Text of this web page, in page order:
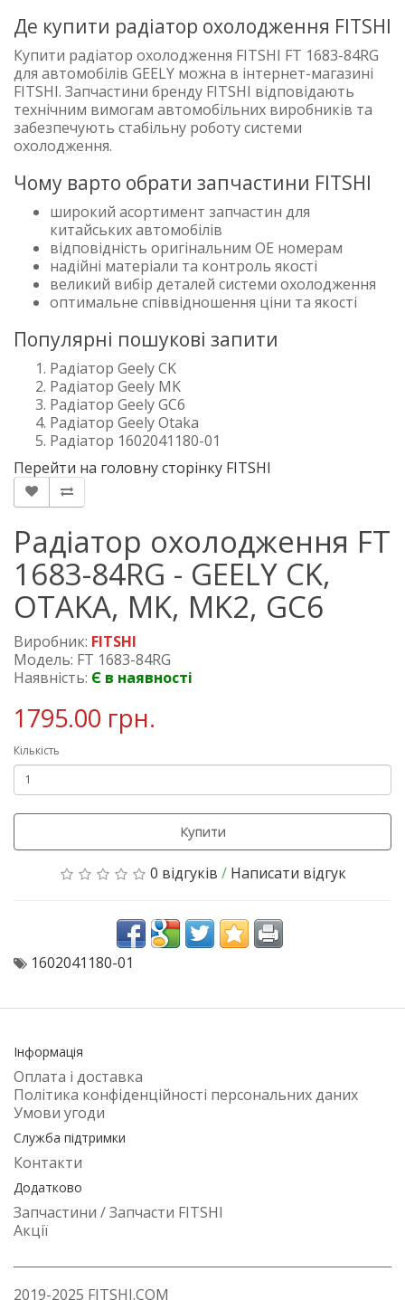
Де купити радіатор охолодження FITSHI
Купити радіатор охолодження FITSHI FT 1683-84RG
для автомобілів GEELY можна в інтернет-магазині
FITSHI. Запчастини бренду FITSHI відповідають
технічним вимогам автомобільних виробників та
забезпечують стабільну роботу системи
охолодження.
Чому варто обрати запчастини FITSHI
широкий асортимент запчастин для
китайських автомобілів
відповідність оригінальним OE номерам
надійні матеріали та контроль якості
великий вибір деталей системи охолодження
оптимальне співвідношення ціни та якості
Популярні пошукові запити
Радіатор Geely CK
Радіатор Geely MK
Радіатор Geely GC6
Радіатор Geely Otaka
Радіатор 1602041180-01
Перейти на головну сторінку FITSHI
Радіатор охолодження FT
1683-84RG - GEELY CK,
OTAKA, MK, MK2, GC6
Виробник: FITSHI
Модель: FT 1683-84RG
Наявність: Є в наявності
1795.00 грн.
Кількість
Купити
0 відгуків / Написати відгук
1602041180-01
Інформація
Оплата і доставка
Політика конфіденційності персональних даних
Умови угоди
Служба підтримки
Контакти
Додатково
Запчастини / Запчасти FITSHI
Акції
2019-2025 FITSHI.COM